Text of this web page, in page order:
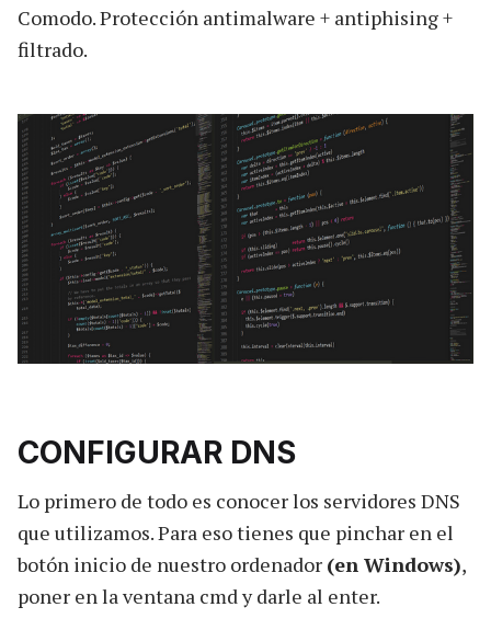
Comodo. Protección antimalware + antiphising +
filtrado.
CONFIGURAR DNS
Lo primero de todo es conocer los servidores DNS
que utilizamos. Para eso tienes que pinchar en el
botón inicio de nuestro ordenador (en Windows),
poner en la ventana cmd y darle al enter.